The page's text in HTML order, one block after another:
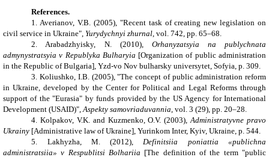
References.
1. Averianov, V.B. (2005), "Recent task of creating new legislation on
civil service in Ukraine", Yurydychnyi zhurnal , vol. 742, pp. 65–68.
2. Arabadzhyisky, N. (2010), Orhanyzatsyia na publychnata
admynystratsyia v Republyka Bulharyia [Organization of public administration
in the Republic of Bulgaria], Yzd-vo Nov bulharsky universytet, Sofyia, p. 309.
3. Koliushko, I.B. (2005), "The concept of public administration reform
in Ukraine, developed by the Center for Political and Legal Reforms through
support of the "Eurasia" by funds provided by the US Agency for International
Development (USAID)", Aspekty samovriaduvannia , vol. 3 (29), pp. 20–28.
4. Kolpakov, V.K. and Kuzmenko, O.V. (2003),Administratyvne pravo
Ukrainy [Administrative law of Ukraine], Yurinkom Inter, Kyiv, Ukraine, p. 544.
5. Lakhyzha, M. (2012), Definitsiia poniattia «publichna
administratsiia» v Respublitsi Bolhariia [The definition of the term "public